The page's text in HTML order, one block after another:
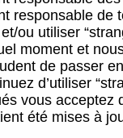
responsable
ou utiliser
moment et
de passer
d’utiliser
vous acceptez
été mises à